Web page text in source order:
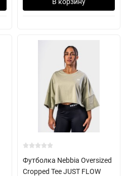
Футболка Nebbia Oversized
Cropped Tee JUST FLOW